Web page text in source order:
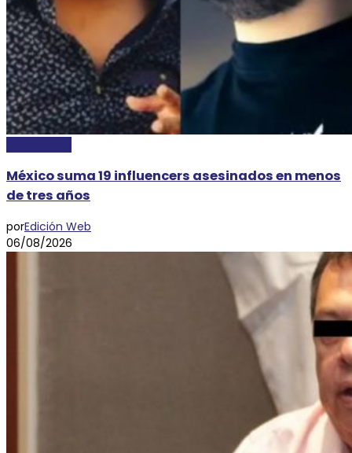
México suma 19 influencers asesinados en menos
de tres años
porEdición Web
06/08/2026